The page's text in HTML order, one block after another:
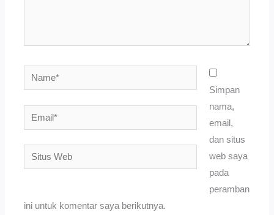
Name*
Email*
Situs
Web
Simpan
nama,
email,
dan situs
web saya
pada
peramban
ini untuk komentar saya berikutnya.